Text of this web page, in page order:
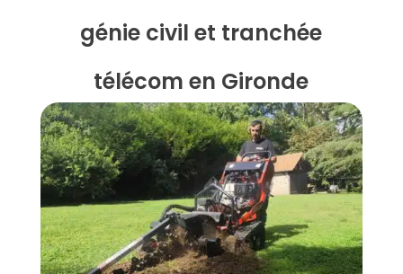
génie civil et tranchée
télécom en Gironde